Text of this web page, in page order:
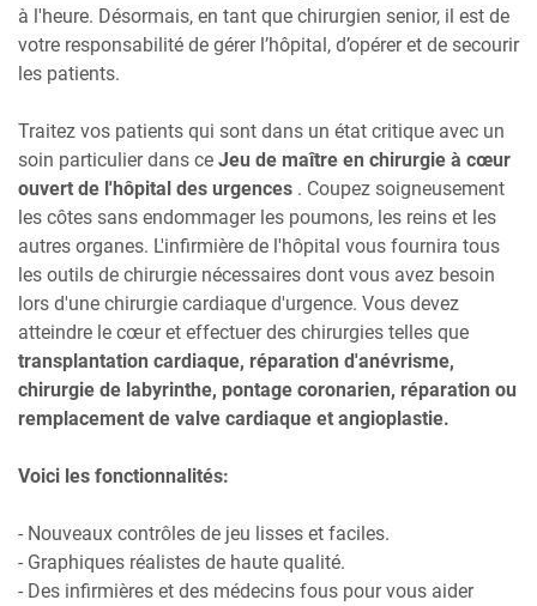
à l'heure. Désormais, en tant que chirurgien senior, il est de
votre responsabilité de gérer l’hôpital, d’opérer et de secourir
les patients.
Traitez vos patients qui sont dans un état critique avec un
soin particulier dans ce Jeu de maître en chirurgie à cœur
ouvert de l'hôpital des urgences . Coupez soigneusement
les côtes sans endommager les poumons, les reins et les
autres organes. L'infirmière de l'hôpital vous fournira tous
les outils de chirurgie nécessaires dont vous avez besoin
lors d'une chirurgie cardiaque d'urgence. Vous devez
atteindre le cœur et effectuer des chirurgies telles que
transplantation cardiaque, réparation d'anévrisme,
chirurgie de labyrinthe, pontage coronarien, réparation ou
remplacement de valve cardiaque et angioplastie.
Voici les fonctionnalités:
- Nouveaux contrôles de jeu lisses et faciles.
- Graphiques réalistes de haute qualité.
- Des infirmières et des médecins fous pour vous aider